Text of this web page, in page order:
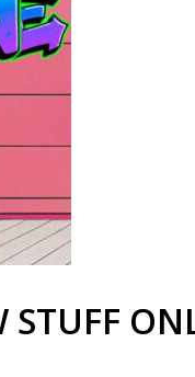
STUFF